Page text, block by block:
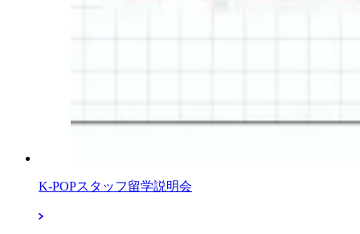
K-POPスタッフ留学説明会